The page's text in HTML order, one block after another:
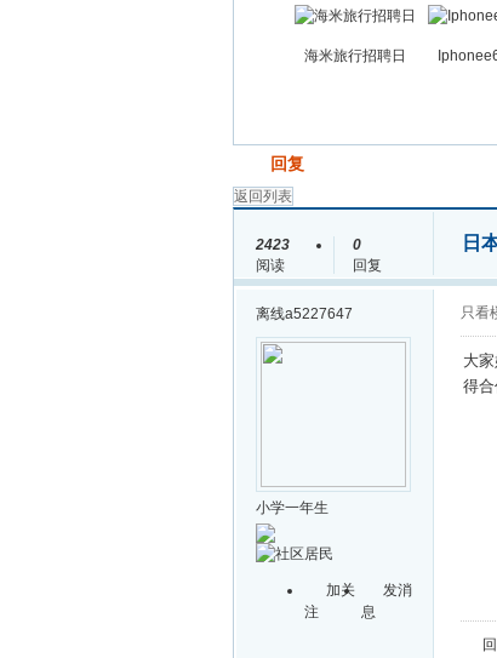
海米旅行招聘日
回复
返回列表
2423
阅读
0
回复
日
离线a5227647
小学一年生
加关
注
发消
息
只看
大
得